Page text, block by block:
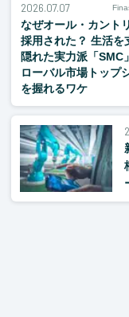
2026.07.07
なぜオール・カント
採用された？ 生活を
隠れた実力派「SMC
ローバル市場トップ
を握れるワケ